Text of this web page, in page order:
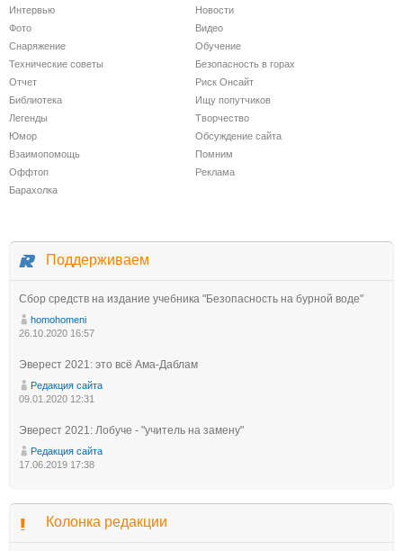
Интервью
Новости
Фото
Видео
Снаряжение
Обучение
Технические советы
Безопасность в горах
Отчет
Риск Онсайт
Библиотека
Ищу попутчиков
Легенды
Творчество
Юмор
Обсуждение сайта
Взаимопомощь
Помним
Оффтоп
Реклама
Барахолка
Поддерживаем
Сбор средств на издание учебника "Безопасность на бурной воде"
homohomeni
26.10.2020 16:57
Эверест 2021: это всё Ама-Даблам
Редакция сайта
09.01.2020 12:31
Эверест 2021: Лобуче - "учитель на замену"
Редакция сайта
17.06.2019 17:38
Колонка редакции